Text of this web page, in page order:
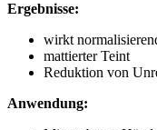
Ergebnisse:
wirkt
mattierter Teint
Reduktion von
Anwendung: